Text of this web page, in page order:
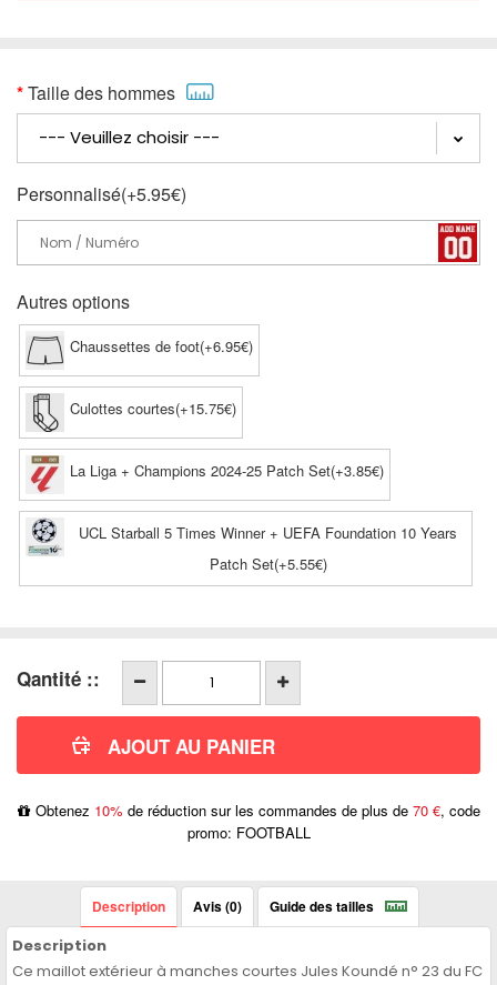
Taille des hommes
Personnalisé(+5.95€)
Autres options
Chaussettes de foot(+6.95€)
Culottes courtes(+15.75€)
La Liga + Champions 2024-25 Patch Set(+3.85€)
UCL Starball 5 Times Winner + UEFA Foundation 10 Years
Patch Set(+5.55€)
Qantité ::
Obtenez 10% de réduction sur les commandes de plus de 70 €, code
promo: FOOTBALL
Description Avis (0) Guide des tailles
Description
Ce maillot extérieur à manches courtes Jules Koundé n° 23 du FC